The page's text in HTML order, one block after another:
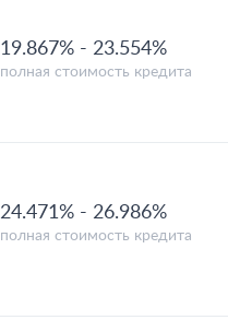
19.867% - 23.554%
полная стоимость кредита
24.471% - 26.986%
полная стоимость кредита